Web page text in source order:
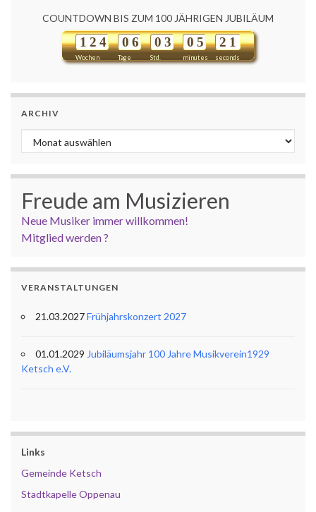
COUNTDOWN BIS ZUM 100 JÄHRIGEN JUBILÄUM
Wochen
1 2 4
Tage
0 6
Std.
0 3
minutes
0 5
seconds
2 1
ARCHIV
Archiv
Freude am Musizieren
Neue Musiker immer willkommen!
Mitglied werden ?
VERANSTALTUNGEN
21.03.2027Frühjahrskonzert 2027
01.01.2029 Jubiläumsjahr 100 Jahre Musikverein1929
Ketsch e.V.
Links
Gemeinde Ketsch
Stadtkapelle Oppenau